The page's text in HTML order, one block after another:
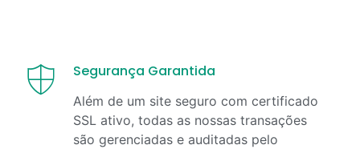
Segurança Garantida
Além de um site seguro com certificado
SSL ativo, todas as nossas transações
são gerenciadas e auditadas pelo